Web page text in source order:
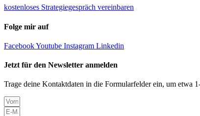
kostenloses Strategiegespräch vereinbaren
Folge mir auf
FacebookYoutube Instagram Linkedin
Jetzt für den Newsletter anmelden
Trage deine Kontaktdaten in die Formularfelder ein, um etwa